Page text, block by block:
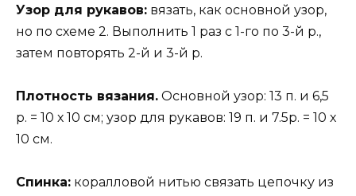
Узор для рукавов: вязать, как основной узор,
но по схеме 2. Выполнить 1 раз с 1-го по 3-й р.,
затем повторять 2-й и 3-й р.
Плотность вязания. Основной узор: 13 п. и 6,5
р. = 10 х 10 см; узор для рукавов: 19 п. и 7.5р. = 10 х
10 см.
Спинка: коралловой нитью связать цепочку из